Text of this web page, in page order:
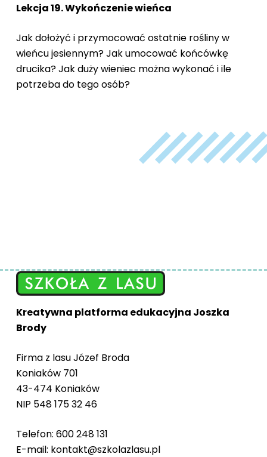
Lekcja 19. Wykończenie wieńca
Jak dołożyć i przymocować ostatnie rośliny w
wieńcu jesiennym? Jak umocować końcówkę
drucika? Jak duży wieniec można wykonać i ile
potrzeba do tego osób?
Kreatywna platforma edukacyjna Joszka
Brody
Firma z lasu Józef Broda
Koniaków 701
43-474 Koniaków
NIP 548 175 32 46
Telefon: 600 248 131
E-mail: kontakt@szkolazlasu.pl